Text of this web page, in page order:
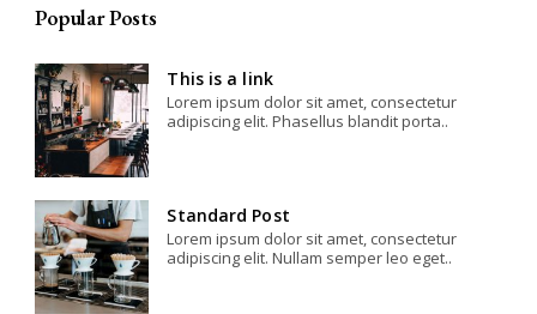
Popular Posts
This is a link
Lorem ipsum dolor sit amet, consectetur
adipiscing elit. Phasellus blandit porta..
Standard Post
Lorem ipsum dolor sit amet, consectetur
adipiscing elit. Nullam semper leo eget..